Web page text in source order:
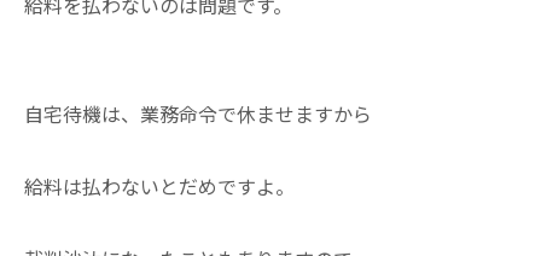
自宅待機は、業務命令で休ませますから
給料は払わないとだめですよ。